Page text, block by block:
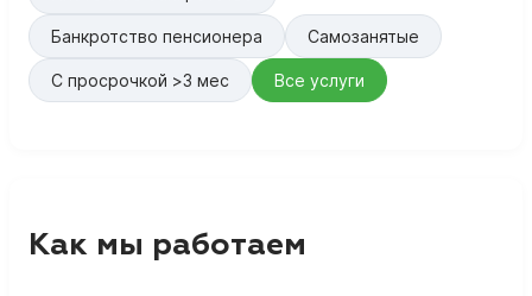
Банкротство пенсионера Самозанятые
С просрочкой >3 мес Все услуги
Как мы работаем